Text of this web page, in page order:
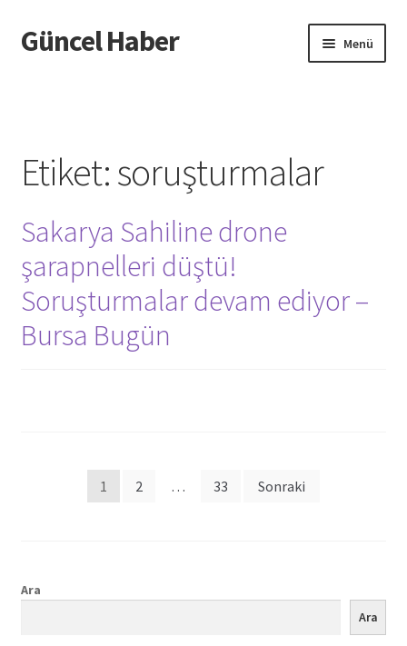
Dolaşıma
geç
İçeriğe
geç
Güncel Haber Menü
Etiket:soruşturmalar
Sakarya Sahiline drone
şarapnelleri düştü!
Soruşturmalar devam ediyor –
Bursa Bugün
1 2 … 33 Sonraki
Ara
Ara